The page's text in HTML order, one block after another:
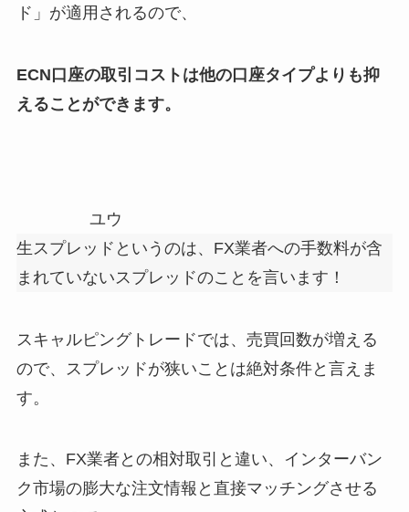
ド」が適用されるので、
ECN口座の取引コストは他の口座タイプよりも抑
えることができます。
ユウ
生スプレッドというのは、FX業者への手数料が含
まれていないスプレッドのことを言います！
スキャルピングトレードでは、売買回数が増える
ので、スプレッドが狭いことは絶対条件と言えま
す。
また、FX業者との相対取引と違い、インターバン
ク市場の膨大な注文情報と直接マッチングさせる